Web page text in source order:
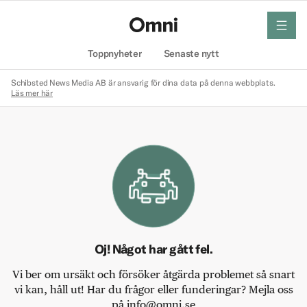
Toppnyheter Senaste nytt
meny
Schibsted News Media AB är ansvarig för dina data på denna webbplats.
Läs mer här
Oj! Något har gått fel.
Vi ber om ursäkt och försöker åtgärda problemet så snart
vi kan, håll ut! Har du frågor eller funderingar? Mejla oss